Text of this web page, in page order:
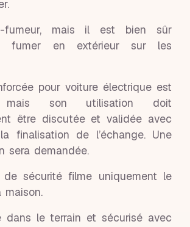
fumeur, mais il est bien sûr
fumer en extérieur sur les
pour voiture électrique est
mais son utilisation doit
être discutée et validée avec
finalisation de l’échange. Une
sera demandée.
de sécurité filme uniquement le
maison.
dans le terrain et sécurisé avec